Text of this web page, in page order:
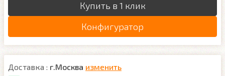
Купить в 1 клик
Конфигуратор
Доставка : г.Москва изменить